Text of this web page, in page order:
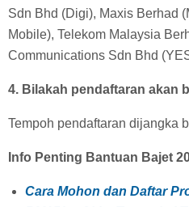
Sdn Bhd (Digi), Maxis Berhad
Mobile), Telekom Malaysia
Communications Sdn Bhd
4. Bilakah pendaftaran akan
Tempoh pendaftaran dijangka
Info Penting Bantuan Bajet
Cara Mohon dan Daftar